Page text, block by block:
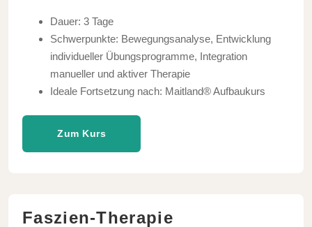
Dauer: 3 Tage
Schwerpunkte: Bewegungsanalyse, Entwicklung
individueller Übungsprogramme, Integration
manueller und aktiver Therapie
Ideale Fortsetzung nach: Maitland® Aufbaukurs
Zum Kurs
Faszien-Therapie